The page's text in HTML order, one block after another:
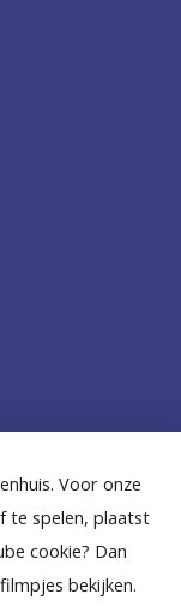
Voor onze
te spelen, plaatst
cookie? Dan
bekijken.
B
e